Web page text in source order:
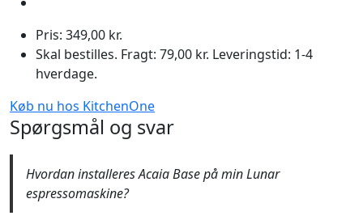
Pris: 349,00 kr.
Skal bestilles. Fragt: 79,00 kr. Leveringstid: 1-4
hverdage.
Køb nu hos KitchenOne
Spørgsmål og svar
Hvordan installeres Acaia Base på min Lunar
espressomaskine?